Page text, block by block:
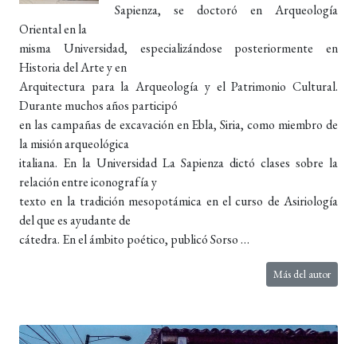
Sapienza, se doctoró en Arqueología
Oriental en la
misma Universidad, especializándose posteriormente en
Historia del Arte y en
Arquitectura para la Arqueología y el Patrimonio Cultural.
Durante muchos años participó
en las campañas de excavación en Ebla, Siria, como miembro de
la misión arqueológica
italiana. En la Universidad La Sapienza dictó clases sobre la
relación entre iconografía y
texto en la tradición mesopotámica en el curso de Asiriología
del que es ayudante de
cátedra. En el ámbito poético, publicó Sorso …
Más del autor